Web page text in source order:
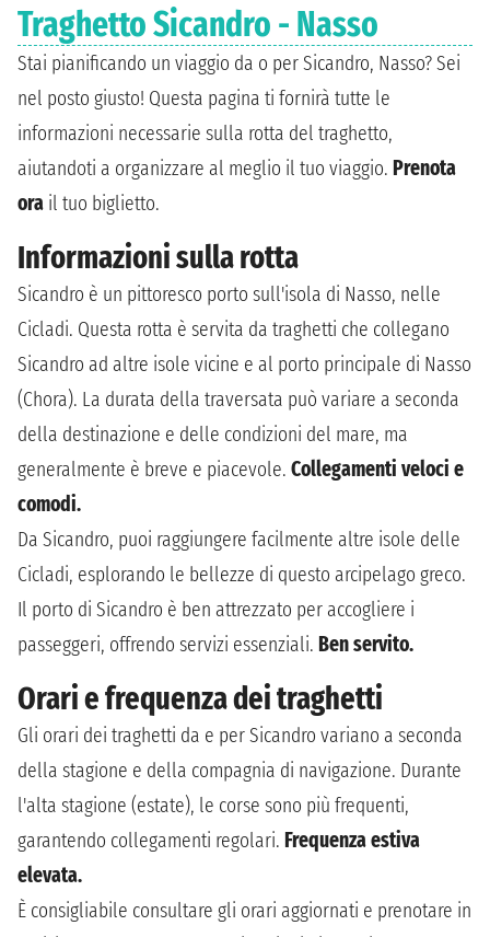
Traghetto Sicandro - Nasso
Stai pianificando un viaggio da o per Sicandro, Nasso? Sei
nel posto giusto! Questa pagina ti fornirà tutte le
informazioni necessarie sulla rotta del traghetto,
aiutandoti a organizzare al meglio il tuo viaggio. Prenota
ora il tuo biglietto.
Informazioni sulla rotta
Sicandro è un pittoresco porto sull'isola di Nasso, nelle
Cicladi. Questa rotta è servita da traghetti che collegano
Sicandro ad altre isole vicine e al porto principale di Nasso
(Chora). La durata della traversata può variare a seconda
della destinazione e delle condizioni del mare, ma
generalmente è breve e piacevole. Collegamenti veloci e
comodi.
Da Sicandro, puoi raggiungere facilmente altre isole delle
Cicladi, esplorando le bellezze di questo arcipelago greco.
Il porto di Sicandro è ben attrezzato per accogliere i
passeggeri, offrendo servizi essenziali. Ben servito.
Orari e frequenza dei traghetti
Gli orari dei traghetti da e per Sicandro variano a seconda
della stagione e della compagnia di navigazione. Durante
l'alta stagione (estate), le corse sono più frequenti,
garantendo collegamenti regolari. Frequenza estiva
elevata.
È consigliabile consultare gli orari aggiornati e prenotare in